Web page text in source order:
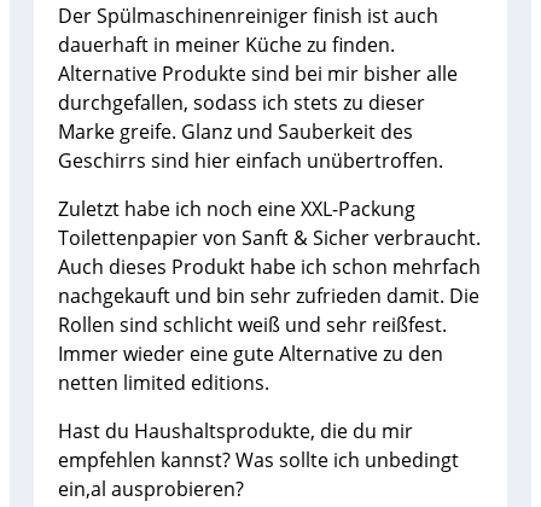
Der Spülmaschinenreiniger finish ist auch
dauerhaft in meiner Küche zu finden.
Alternative Produkte sind bei mir bisher alle
durchgefallen, sodass ich stets zu dieser
Marke greife. Glanz und Sauberkeit des
Geschirrs sind hier einfach unübertroffen.
Zuletzt habe ich noch eine XXL-Packung
Toilettenpapier von Sanft & Sicher verbraucht.
Auch dieses Produkt habe ich schon mehrfach
nachgekauft und bin sehr zufrieden damit. Die
Rollen sind schlicht weiß und sehr reißfest.
Immer wieder eine gute Alternative zu den
netten limited editions.
Hast du Haushaltsprodukte, die du mir
empfehlen kannst? Was sollte ich unbedingt
ein,al ausprobieren?